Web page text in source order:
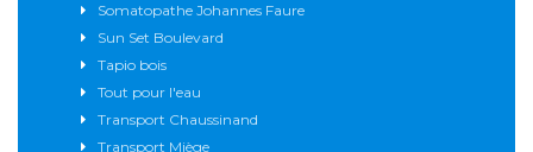
Somatopathe Johannes Faure
Sun Set Boulevard
Tapio bois
Tout pour l'eau
Transport Chaussinand
Transport Miège